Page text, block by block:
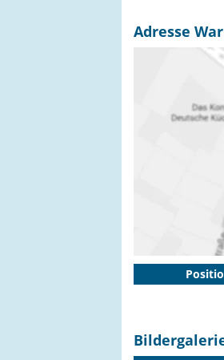
Adresse